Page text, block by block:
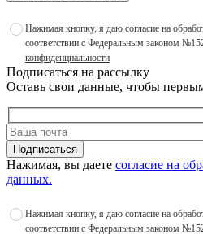
Нажимая кнопку, я даю согласие на
соответствии с Федеральным законом
конфиденциальности
Подписаться на рассылку
Оставь свои данные, чтобы
Подписаться
Нажимая, вы даете согласие на
данных.
Нажимая кнопку, я даю согласие на
соответствии с Федеральным законом